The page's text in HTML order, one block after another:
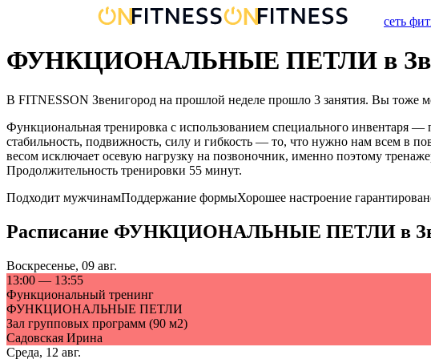
сеть
ФУНКЦИОНАЛЬНЫЕ ПЕТЛИ в
В FITNESSON Звенигород на прошлой неделе прошло 3 занятия. Вы тоже
Функциональная тренировка с использованием специального инвентаря
стабильность, подвижность, силу и гибкость — то, что нужно нам всем в
весом исключает осевую нагрузку на позвоночник, именно поэтому
Продолжительность тренировки 55 минут.
Подходит мужчинамПоддержание формыХорошее настроение
Расписание ФУНКЦИОНАЛЬНЫЕ ПЕТЛИ в
Воскресенье, 09 авг.
13:00 — 13:55
Функциональный тренинг
ФУНКЦИОНАЛЬНЫЕ ПЕТЛИ
Зал групповых программ (90 м2)
Садовская Ирина
Среда, 12 авг.